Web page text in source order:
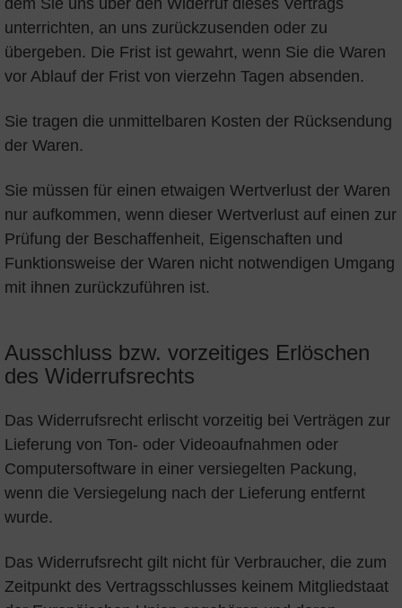
dem Sie uns über den Widerruf dieses Vertrags
unterrichten, an uns zurückzusenden oder zu
übergeben. Die Frist ist gewahrt, wenn Sie die Waren
vor Ablauf der Frist von vierzehn Tagen absenden.
Sie tragen die unmittelbaren Kosten der Rücksendung
der Waren.
Sie müssen für einen etwaigen Wertverlust der Waren
nur aufkommen, wenn dieser Wertverlust auf einen zur
Prüfung der Beschaffenheit, Eigenschaften und
Funktionsweise der Waren nicht notwendigen Umgang
mit ihnen zurückzuführen ist.
Ausschluss bzw. vorzeitiges Erlöschen
des Widerrufsrechts
Das Widerrufsrecht erlischt vorzeitig bei Verträgen zur
Lieferung von Ton- oder Videoaufnahmen oder
Computersoftware in einer versiegelten Packung,
wenn die Versiegelung nach der Lieferung entfernt
wurde.
Das Widerrufsrecht gilt nicht für Verbraucher, die zum
Zeitpunkt des Vertragsschlusses keinem Mitgliedstaat